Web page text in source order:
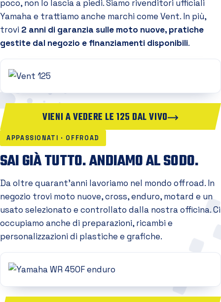
poco, non lo lascia a piedi. Siamo rivenditori ufficiali
Yamaha e trattiamo anche marchi come Vent. In più,
trovi 2 anni di garanzia sulle moto nuove, pratiche
gestite dal negozio e finanziamenti disponibili.
VIENI A VEDERE LE 125 DAL VIVO
APPASSIONATI · OFFROAD
SAI GIÀ TUTTO. ANDIAMO AL SODO.
Da oltre quarant'anni lavoriamo nel mondo offroad. In
negozio trovi moto nuove, cross, enduro, motard e un
usato selezionato e controllato dalla nostra officina. Ci
occupiamo anche di preparazioni, ricambi e
personalizzazioni di plastiche e grafiche.